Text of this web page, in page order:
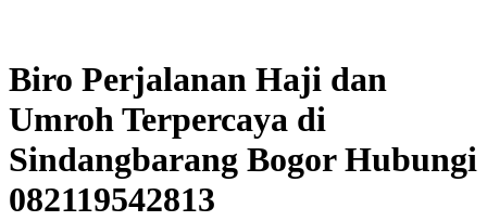
content
Biro Perjalanan Haji dan
Umroh Terpercaya di
Sindangbarang Bogor Hubungi
082119542813